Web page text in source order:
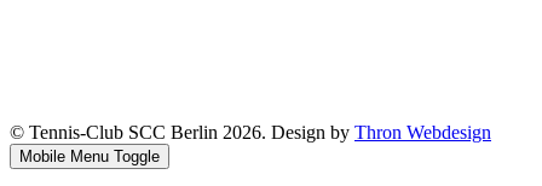
© Tennis-Club SCC Berlin 2026. Design by Thron Webdesign
Mobile Menu Toggle